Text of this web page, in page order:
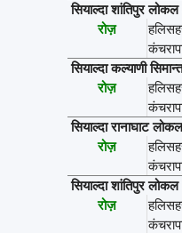
सियाल्दा शांतिपुर लोकल
रोज़
सियाल्दा कल्याणी
रोज़
सियाल्दा रानाघाट लोकल
रोज़
सियाल्दा शांतिपुर लोकल
रोज़